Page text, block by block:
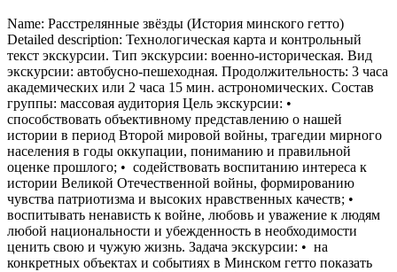
Name: Расстрелянные звёзды (История минского гетто)
Detailed description: Технологическая карта и контрольный
текст экскурсии. Тип экскурсии: военно-историческая. Вид
экскурсии: автобусно-пешеходная. Продолжительность: 3 часа
академических или 2 часа 15 мин. астрономических. Состав
группы: массовая аудитория Цель экскурсии: •
способствовать объективному представлению о нашей
истории в период Второй мировой войны, трагедии мирного
населения в годы оккупации, пониманию и правильной
оценке прошлого; • содействовать воспитанию интереса к
истории Великой Отечественной войны, формированию
чувства патриотизма и высоких нравственных качеств; •
воспитывать ненависть к войне, любовь и уважение к людям
любой национальности и убежденность в необходимости
ценить свою и чужую жизнь. Задача экскурсии: • на
конкретных объектах и событиях в Минском гетто показать